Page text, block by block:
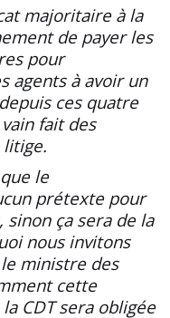
majoritaire à la
de payer les
pour
agents à avoir un
ces quatre
fait des
le
prétexte pour
sinon ça sera de la
nous invitons
ministre des
cette
CDT sera obligée